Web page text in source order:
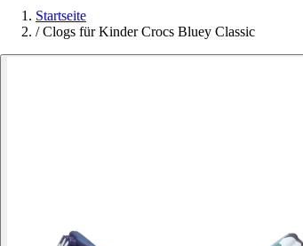
Startseite
/ Clogs für Kinder Crocs Bluey Classic